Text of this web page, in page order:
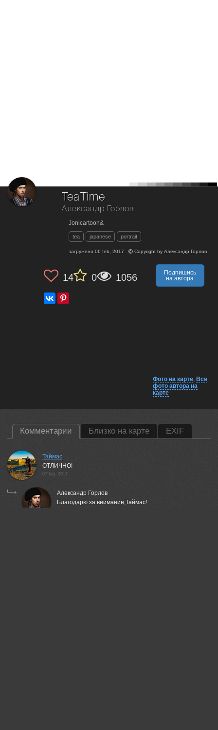
TeaTime
Александр Горлов
Jonicartoon&
tea japanese portrait
загружено 06 feb, 2017 Copyright by Александр Горлов
14 0 1056
Подпишись
на автора
Фото на карте, Все
фото автора на
карте
Комментарии Близко на карте EXIF
Таймас
ОТЛИЧНО!
07 feb, 2017
Александр Горлов
Благодарю за внимание,Таймас!